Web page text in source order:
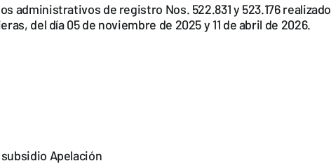
administrativos de registro Nos. 522.831 y 523.176
del día 05 de noviembre de 2025 y 11 de abril de 2026.
Apelación